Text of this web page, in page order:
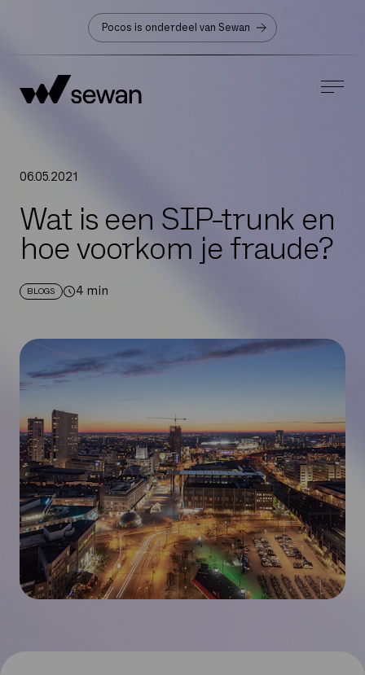
Pocos is onderdeel van Sewan
06.05.2021
Wat is een SIP-trunk en
hoe voorkom je fraude?
BLOGS 4 min